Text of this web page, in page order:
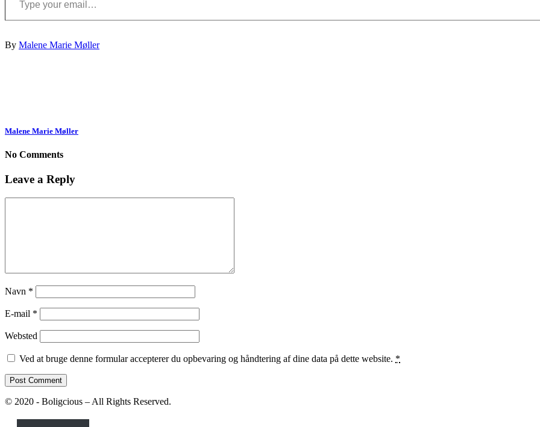
By Malene Marie Møller
Malene Marie Møller
No Comments
Leave a Reply
Navn *
E-mail *
Websted
Ved at bruge denne formular accepterer du opbevaring og håndtering af dine data på dette website. *
© 2020 - Boligcious – All Rights Reserved.